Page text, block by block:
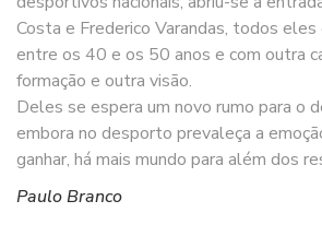
Costa e Frederico Varandas, todos eles
entre os 40 e os 50 anos e com outra
formação e outra visão.
Deles se espera um novo rumo para o
embora no desporto prevaleça a
ganhar, há mais mundo para além dos
Paulo Branco